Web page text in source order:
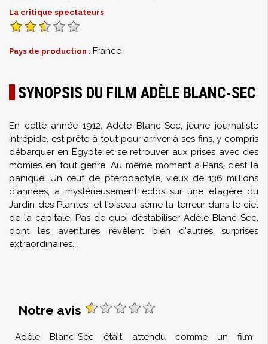
La critique spectateurs
Pays de production : France
SYNOPSIS DU FILM ADÈLE BLANC-SEC
En cette année 1912, Adèle Blanc-Sec, jeune journaliste
intrépide, est prête à tout pour arriver à ses fins, y compris
débarquer en Égypte et se retrouver aux prises avec des
momies en tout genre. Au même moment à Paris, c'est la
panique! Un œuf de ptérodactyle, vieux de 136 millions
d'années, a mystérieusement éclos sur une étagère du
Jardin des Plantes, et l'oiseau sème la terreur dans le ciel
de la capitale. Pas de quoi déstabiliser Adèle Blanc-Sec,
dont les aventures révèlent bien d'autres surprises
extraordinaires...
Notre avis
Adèle Blanc-Sec était attendu comme un film